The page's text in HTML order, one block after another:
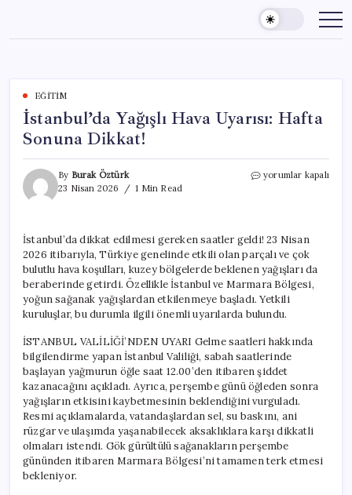
content
EĞITIM
İstanbul’da Yağışlı Hava Uyarısı: Hafta
Sonuna Dikkat!
By Burak Öztürk
23 Nisan 2026
1 Min Read
İstanbul’da
Sonuna
Dikkat!
için
yorumlar kapalı
İstanbul’da dikkat edilmesi gereken saatler geldi! 23 Nisan
2026 itibarıyla, Türkiye genelinde etkili olan parçalı ve çok
bulutlu hava koşulları, kuzey bölgelerde beklenen yağışları da
beraberinde getirdi. Özellikle İstanbul ve Marmara Bölgesi,
yoğun sağanak yağışlardan etkilenmeye başladı. Yetkili
kuruluşlar, bu durumla ilgili önemli uyarılarda bulundu.
İSTANBUL VALİLİĞİ’NDEN UYARI Gelme saatleri hakkında
bilgilendirme yapan İstanbul Valiliği, sabah saatlerinde
başlayan yağmurun öğle saat 12.00’den itibaren şiddet
kazanacağını açıkladı. Ayrıca, perşembe günü öğleden sonra
yağışların etkisini kaybetmesinin beklendiğini vurguladı.
Resmi açıklamalarda, vatandaşlardan sel, su baskını, ani
rüzgar ve ulaşımda yaşanabilecek aksaklıklara karşı dikkatli
olmaları istendi. Gök gürültülü sağanakların perşembe
gününden itibaren Marmara Bölgesi’ni tamamen terk etmesi
bekleniyor.